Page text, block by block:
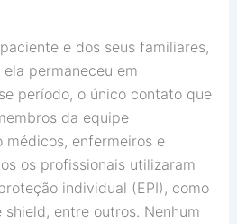
e dos seus familiares,
permaneceu em
período, o único contato que
da equipe
enfermeiros e
os profissionais utilizaram
individual (EPI), como
entre outros. Nenhum